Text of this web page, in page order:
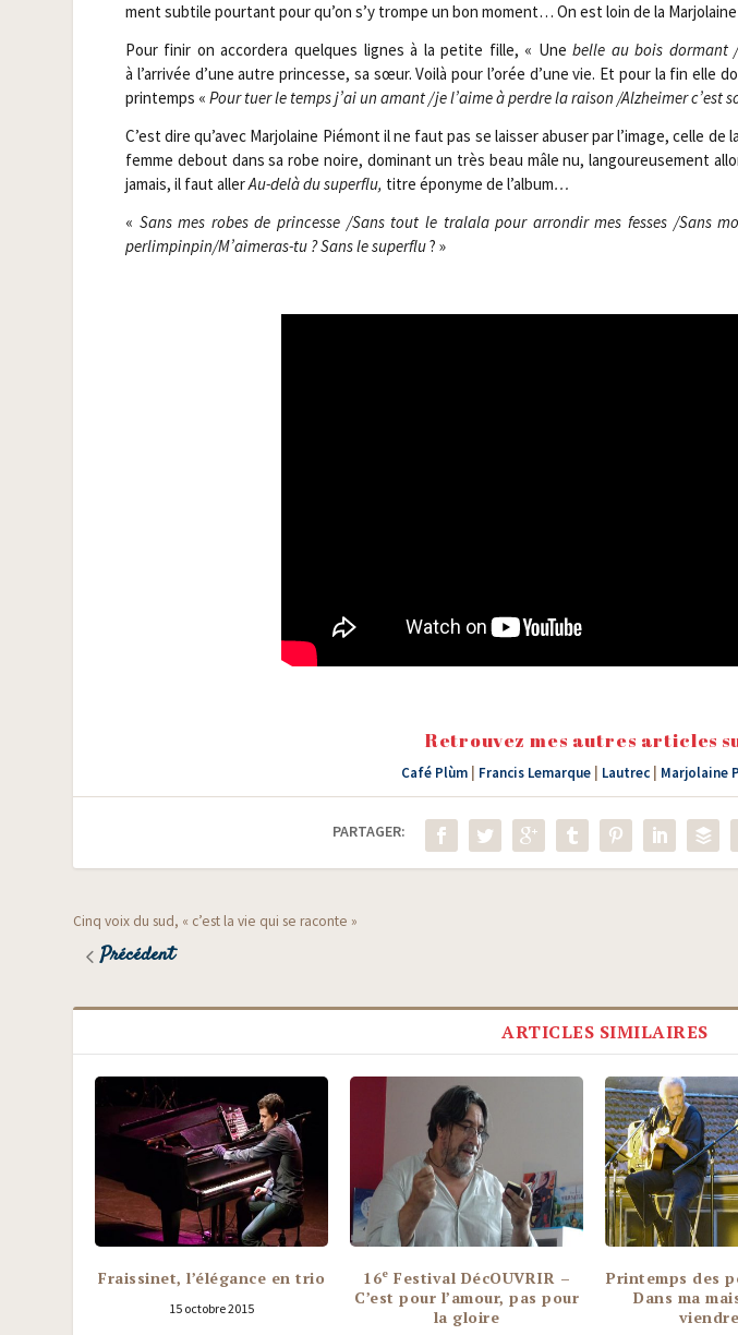
ment sub­tile pour­tant pour qu’on s’y trompe un bon moment… On est loin de la
Pour finir on accor­de­ra quelques lignes à la petite fille, « Unebelle au bois dor­mant
à l’arrivée d’une autre prin­cesse, sa sœur. Voi­là pour l’orée d’une vie. Et pour la fin elle
prin­temps « Pour tuer le temps j’ai un amant /​je l’aime à perdre la rai­son /​Alz­hei­mer c’est
C’est dire qu’avec Mar­jo­laine Pié­mont il ne faut pas se lais­ser abu­ser par l’image, celle
femme debout dans sa robe noire, domi­nant un très beau mâle nu, lan­gou­reu­se­ment
jamais, il faut allerAu-delà du super­flu, titre épo­nyme de l’album…
« Sans mes robes de prin­cesse /​Sans tout le tra­la­la pour arron­dir mes fesses /​Sans
perlimpinpin/​M’aimeras-tu ? Sans le super­flu? »
Retrouvez mes autres articles
Café Plùm Francis Lemarque Lautrec Marjolaine
PARTAGER:
Cinq voix du sud, « c’est la vie qui se raconte »
Précédent
ARTICLES SIMILAIRES
Fraissinet, l’élégance en trio
15 octobre 2015
16e Festival DécOUVRIR –
C’est pour l’amour, pas pour
la gloire
Printemps des
Dans ma